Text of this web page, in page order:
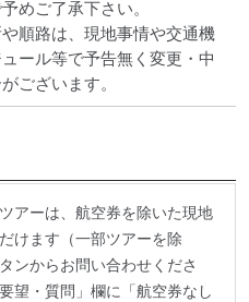
めご了承下さい。
や順路は、現地事情や交通機
ール等で予告無く変更・中
ございます。
アーは、航空券を除いた現地
けます（一部ツアーを除
ンからお問い合わせくださ
望・質問」欄に「航空券なし